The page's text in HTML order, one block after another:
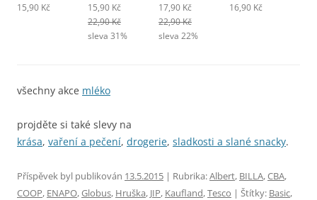
15,90 Kč
15,90 Kč
22,90 Kč
sleva 31%
17,90 Kč
22,90 Kč
sleva 22%
16,90 Kč
všechny akce mléko
projděte si také slevy na
krása, vaření a pečení, drogerie, sladkosti a slané snacky.
Příspěvek byl publikován 13.5.2015 | Rubrika:Albert, BILLA,CBA,
COOP, ENAPO,Globus, Hruška, JIP, Kaufland,Tesco | Štítky: Basic,